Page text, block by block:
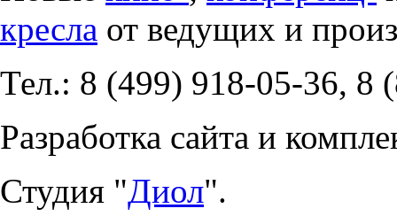
кресла от ведущих и
Тел.: 8 (499) 918-05-36, 8
Разработка сайта и
Студия "Диол".